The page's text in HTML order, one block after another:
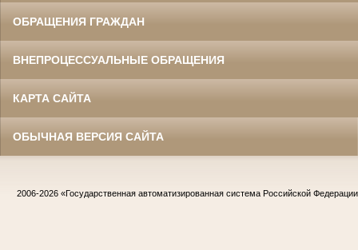
ОБРАЩЕНИЯ ГРАЖДАН
ВНЕПРОЦЕССУАЛЬНЫЕ ОБРАЩЕНИЯ
КАРТА САЙТА
ОБЫЧНАЯ ВЕРСИЯ САЙТА
2006-2026 «Государственная автоматизированная система Российской